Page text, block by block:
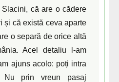
că are o cădere
și că există ceva aparte
o separă de orice altă
Acel detaliu l-am
ajuns acolo: poți intra
prin vreun pasaj